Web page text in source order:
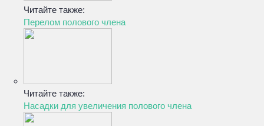
Читайте также:
Перелом полового члена
Читайте также:
Насадки для увеличения полового члена